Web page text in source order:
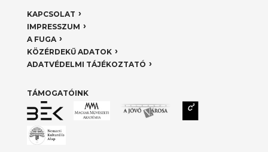
KAPCSOLAT
IMPRESSZUM
A FUGA
KÖZÉRDEKŰ ADATOK
ADATVÉDELMI TÁJÉKOZTATÓ
TÁMOGATÓINK